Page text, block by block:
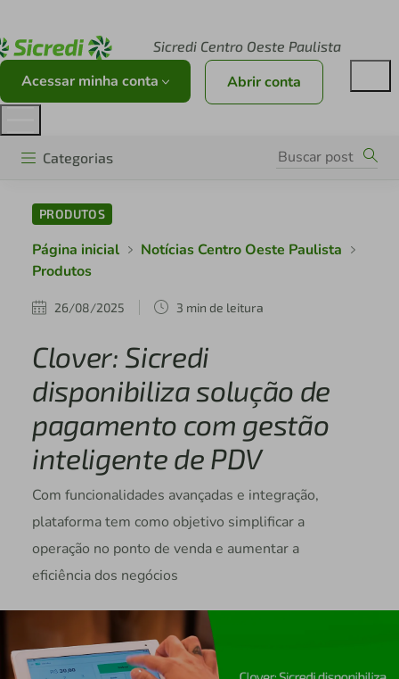
Sicredi Centro Oeste Paulista
Acessar minha conta Abrir conta
Categorias
PRODUTOS
Página inicial
Notícias Centro Oeste Paulista
Produtos
26/08/2025 3 min de leitura
Clover: Sicredi
disponibiliza solução de
pagamento com gestão
inteligente de PDV
Com funcionalidades avançadas e integração,
plataforma tem como objetivo simplificar a
operação no ponto de venda e aumentar a
eficiência dos negócios